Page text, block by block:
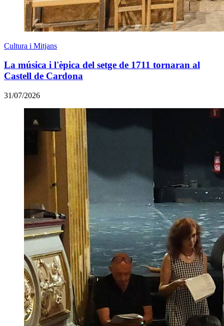
Cultura i Mitjans
La música i l'èpica del setge de 1711 tornaran al
Castell de Cardona
31/07/2026